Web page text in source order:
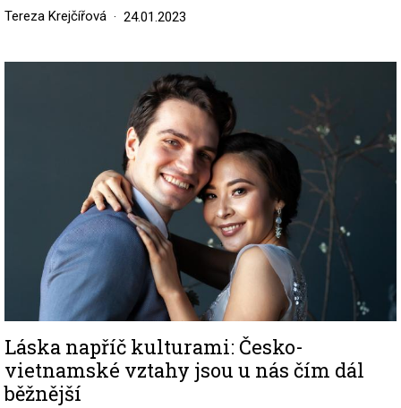
Tereza Krejčířová 24.01.2023
Láska napříč kulturami: Česko-
vietnamské vztahy jsou u nás čím dál
běžnější